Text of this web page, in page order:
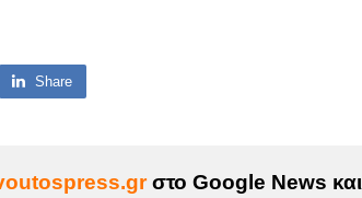
Share
στο Google News και